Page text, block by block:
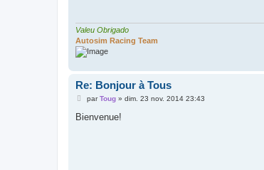
Valeu Obrigado
Autosim Racing Team
Re: Bonjour à Tous
M
s
parToug» dim. 23 nov. 2014 23:43
Bienvenue!